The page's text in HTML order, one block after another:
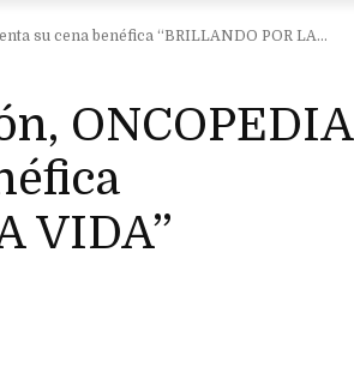
su cena benéfica “BRILLANDO POR LA...
ONCOPEDIA
VIDA”